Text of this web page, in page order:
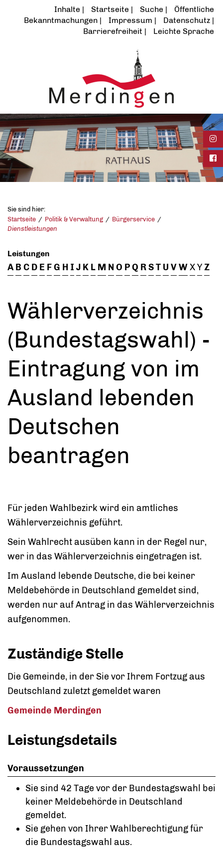
Inhalte Startseite Suche
Öffentliche
Bekanntmachungen
Impressum
Datenschutz
Barrierefreiheit
Leichte Sprache
Sie sind hier:
Startseite
Politik & Verwaltung
Bürgerservice
Dienstleistungen
Leistungen
A B C D E FG H I J K L M NO PQ RST U VWXYZ
Wählerverzeichnis
(Bundestagswahl) -
Eintragung von im
Ausland lebenden
Deutschen
beantragen
Für jeden Wahlbezirk wird ein amtliches
Wählerverzeichnis geführt.
Sein Wahlrecht ausüben kann in der Regel nur,
wer in das Wählerverzeichnis eingetragen ist.
Im Ausland lebende Deutsche, die bei keiner
Meldebehörde in Deutschland gemeldet sind,
werden nur auf Antrag in das Wählerverzeichnis
aufgenommen.
Zuständige Stelle
Die Gemeinde, in der Sie vor Ihrem Fortzug aus
Deutschland zuletzt gemeldet waren
Gemeinde Merdingen
Leistungsdetails
Voraussetzungen
Sie sind 42 Tage vor der Bundestagswahl bei
keiner Meldebehörde in Deutschland
gemeldet.
Sie gehen von Ihrer Wahlberechtigung für
die Bundestagswahl aus.